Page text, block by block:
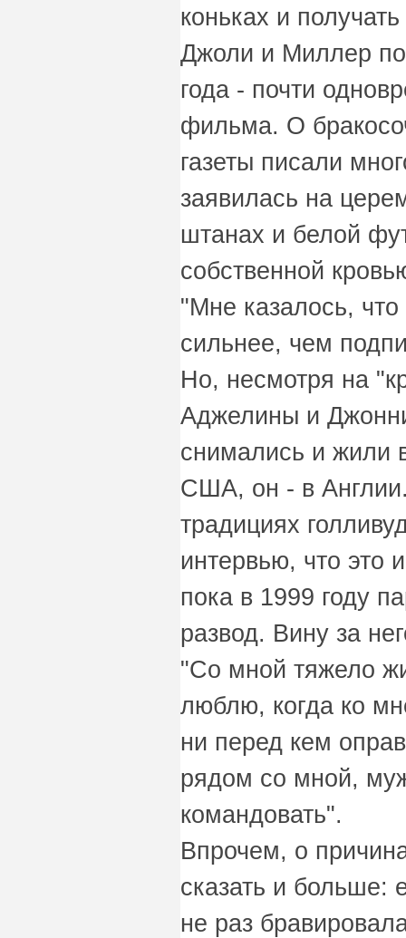
коньках и
Джоли и Миллер
года - почти
фильма. О
газеты писали
заявилась на
штанах и белой
собственной
"Мне казалось, что
сильнее, чем
Но, несмотря на
Аджелины и
снимались и жили
США, он - в
традициях
интервью, что это
пока в 1999 году
развод. Вину за
"Со мной тяжело
люблю, когда ко
ни перед кем
рядом со мной,
командовать".
Впрочем, о
сказать и больше:
не раз